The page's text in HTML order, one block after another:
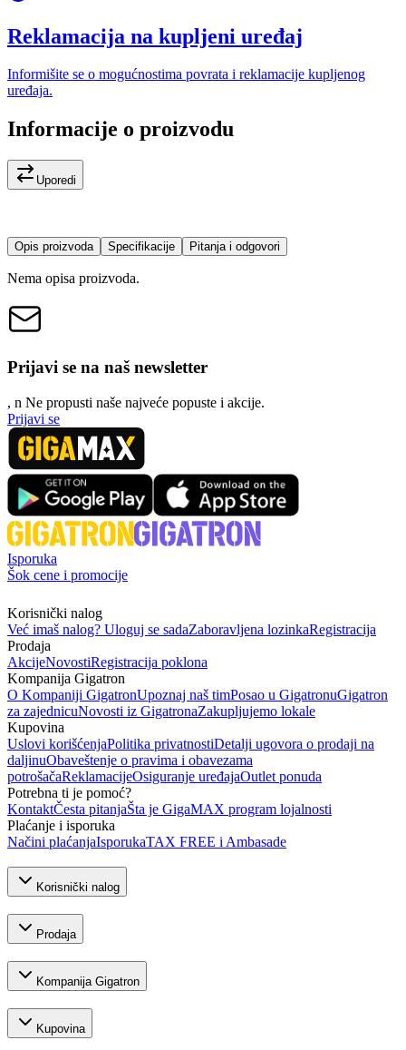
Reklamacija na kupljeni uređaj
Informišite se o mogućnostima povrata i reklamacije kupljenog
uređaja.
Informacije o proizvodu
Uporedi
Opis proizvoda Specifikacije Pitanja i odgovori
Nema opisa proizvoda.
Prijavi se na naš newsletter
, n Ne propusti naše najveće popuste i akcije.
Prijavi se
Isporuka
Šok cene i promocije
Korisnički nalog
Već imaš nalog? Uloguj se sadaZaboravljena lozinkaRegistracija
Prodaja
AkcijeNovostiRegistracija poklona
Kompanija Gigatron
O Kompaniji GigatronUpoznaj naš timPosao u GigatronuGigatron
za zajednicuNovosti iz GigatronaZakupljujemo lokale
Kupovina
Uslovi korišćenjaPolitika privatnostiDetalji ugovora o prodaji na
daljinuObaveštenje o pravima i obavezama
potrošačaReklamacijeOsiguranje uređajaOutlet ponuda
Potrebna ti je pomoć?
KontaktČesta pitanjaŠta je GigaMAX program lojalnosti
Plaćanje i isporuka
Načini plaćanjaIsporukaTAX FREE i Ambasade
Korisnički nalog
Prodaja
Kompanija Gigatron
Kupovina